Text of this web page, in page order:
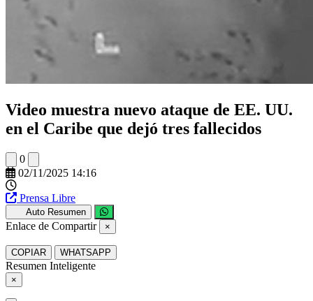
Video muestra nuevo ataque de EE. UU.
en el Caribe que dejó tres fallecidos
0
02/11/2025 14:16
Prensa Libre
Auto Resumen
Enlace de Compartir ×
COPIAR WHATSAPP
Resumen Inteligente
×